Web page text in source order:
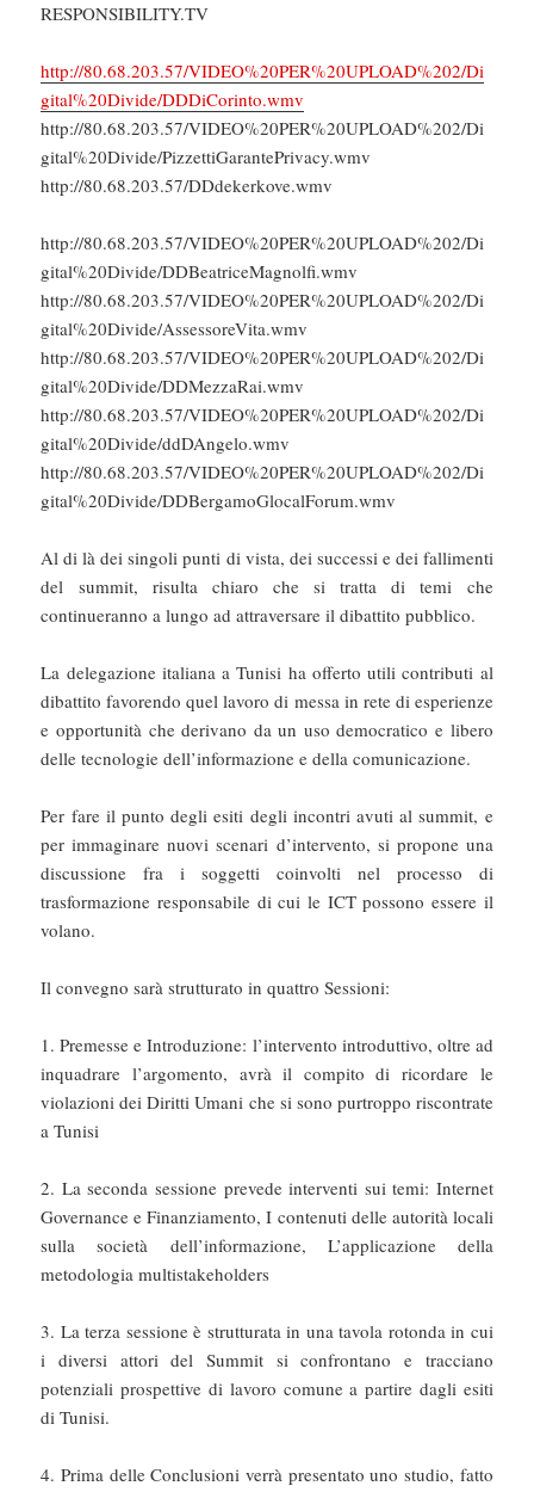
RESPONSIBILITY.TV
http://80.68.203.57/VIDEO%20PER%20UPLOAD%202/Di
gital%20Divide/DDDiCorinto.wmv
http://80.68.203.57/VIDEO%20PER%20UPLOAD%202/Di
gital%20Divide/PizzettiGarantePrivacy.wmv
http://80.68.203.57/DDdekerkove.wmv
http://80.68.203.57/VIDEO%20PER%20UPLOAD%202/Di
gital%20Divide/DDBeatriceMagnolfi.wmv
http://80.68.203.57/VIDEO%20PER%20UPLOAD%202/Di
gital%20Divide/AssessoreVita.wmv
http://80.68.203.57/VIDEO%20PER%20UPLOAD%202/Di
gital%20Divide/DDMezzaRai.wmv
http://80.68.203.57/VIDEO%20PER%20UPLOAD%202/Di
gital%20Divide/ddDAngelo.wmv
http://80.68.203.57/VIDEO%20PER%20UPLOAD%202/Di
gital%20Divide/DDBergamoGlocalForum.wmv
Al di là dei singoli punti di vista, dei successi e dei fallimenti
del summit, risulta chiaro che si tratta di temi che
continueranno a lungo ad attraversare il dibattito pubblico.
La delegazione italiana a Tunisi ha offerto utili contributi al
dibattito favorendo quel lavoro di messa in rete di esperienze
e opportunità che derivano da un uso democratico e libero
delle tecnologie dell’informazione e della comunicazione.
Per fare il punto degli esiti degli incontri avuti al summit, e
per immaginare nuovi scenari d’intervento, si propone una
discussione fra i soggetti coinvolti nel processo di
trasformazione responsabile di cui le ICT possono essere il
volano.
Il convegno sarà strutturato in quattro Sessioni:
1. Premesse e Introduzione: l’intervento introduttivo, oltre ad
inquadrare l’argomento, avrà il compito di ricordare le
violazioni dei Diritti Umani che si sono purtroppo riscontrate
a Tunisi
2. La seconda sessione prevede interventi sui temi: Internet
Governance e Finanziamento, I contenuti delle autorità locali
sulla società dell’informazione, L’applicazione della
metodologia multistakeholders
3. La terza sessione è strutturata in una tavola rotonda in cui
i diversi attori del Summit si confrontano e tracciano
potenziali prospettive di lavoro comune a partire dagli esiti
di Tunisi.
4. Prima delle Conclusioni verrà presentato uno studio, fatto